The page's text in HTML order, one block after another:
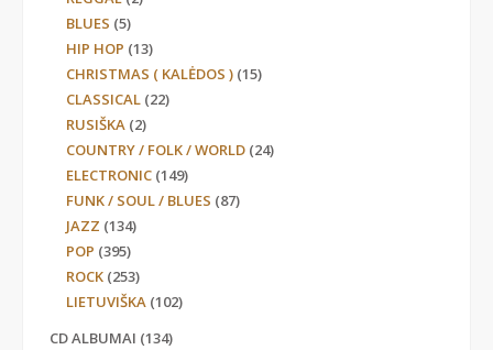
BLUES (5)
HIP HOP (13)
CHRISTMAS ( KALĖDOS ) (15)
CLASSICAL (22)
RUSIŠKA (2)
COUNTRY / FOLK / WORLD (24)
ELECTRONIC (149)
FUNK / SOUL / BLUES (87)
JAZZ (134)
POP (395)
ROCK (253)
LIETUVIŠKA (102)
CD ALBUMAI (134)